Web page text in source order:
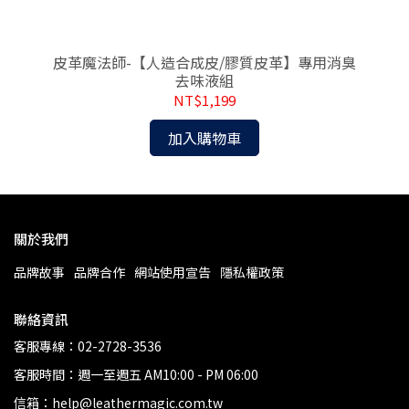
皮革魔法師-【人造合成皮/膠質皮革】專用消臭
去味液組
NT$1,199
加入購物車
關於我們
品牌故事 品牌合作 網站使用宣告 隱私權政策
聯絡資訊
客服專線：02-2728-3536
客服時間：週一至週五 AM10:00 - PM 06:00
信箱：help@leathermagic.com.tw